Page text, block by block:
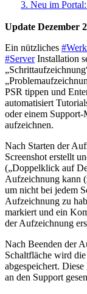
3. Neu im
Update Dezember
Ein nützliches
#ServerInstallation
PSR tippen und
automatisiert
oder einem Support-
aufzeichnen.
Nach Starten der
Screenshot erstellt
(„Doppelklick auf
Aufzeichnung kann
um nicht bei jedem
Aufzeichnung zu
markiert und ein
der Aufzeichnung
Nach Beenden der
Schaltfläche wird
abgespeichert.
an den Support